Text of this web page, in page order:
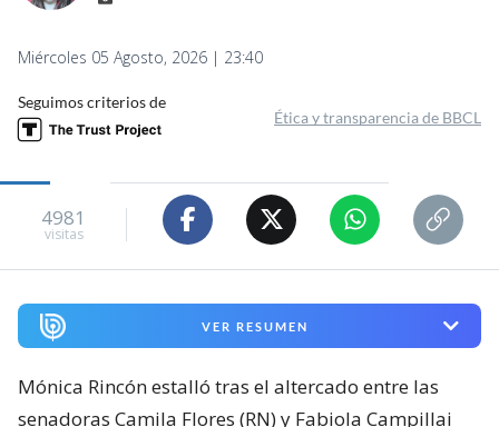
Miércoles 05 Agosto, 2026 | 23:40
Seguimos criterios de
Ética y transparencia de BBCL
4981
visitas
VER RESUMEN
Mónica Rincón estalló tras el altercado entre las
senadoras Camila Flores (RN) y Fabiola Campillai